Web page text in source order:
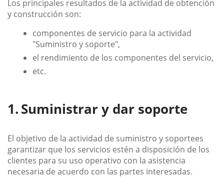
Los principales resultados de la actividad de obtención
y construcción son:
componentes de servicio para la actividad
"Suministro y soporte",
el rendimiento de los componentes del servicio,
etc.
Suministrar y dar soporte
El objetivo de la actividad de suministro y soportees
garantizar que los servicios estén a disposición de los
clientes para su uso operativo con la asistencia
necesaria de acuerdo con las partes interesadas.